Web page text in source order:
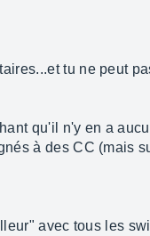
tu ne peut
qu'il n'y en a
à des CC (mais
avec tous les